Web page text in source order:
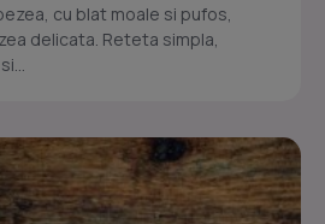
cu blat moale si pufos,
delicata. Reteta simpla,